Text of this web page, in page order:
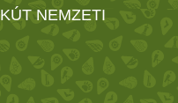
NEMZETI